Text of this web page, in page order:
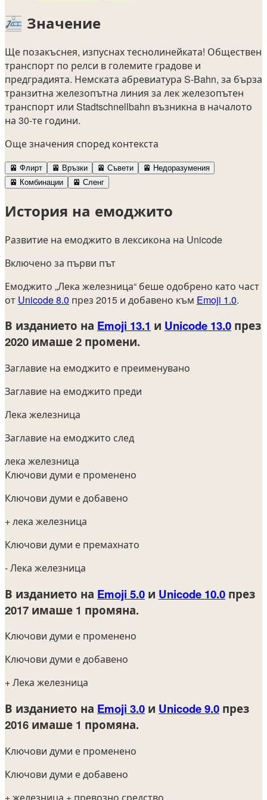
🚈 Значение
Ще позакъснея, изпуснах теснолинейката! Обществен
транспорт по релси в големите градове и
предградията. Немската абревиатура S-Bahn, за бърза
транзитна железопътна линия за лек железопътен
транспорт или Stadtschnellbahn възникна в началото
на 30-те години.
Още значения според контекста
🚈 Флирт 🚈 Връзки 🚈 Съвети 🚈 Недоразумения
🚈 Комбинации 🚈 Сленг
История на емоджито
Развитие на емоджито в лексикона на Unicode
Включено за първи път
Емоджито „Лека железница“ беше одобрено като част
от Unicode 8.0 през 2015 и добавено към Emoji 1.0.
В изданието на Emoji 13.1 и Unicode 13.0 през
2020 имаше 2 промени.
Заглавие на емоджито е преименувано
Заглавие на емоджито преди
Лека железница
Заглавие на емоджито след
лека железница
Ключови думи е променено
Ключови думи е добавено
+ лека железница
Ключови думи е премахнато
- Лека железница
В изданието на Emoji 5.0 и Unicode 10.0 през
2017 имаше 1 промяна.
Ключови думи е променено
Ключови думи е добавено
+ Лека железница
В изданието на Emoji 3.0 и Unicode 9.0 през
2016 имаше 1 промяна.
Ключови думи е променено
Ключови думи е добавено